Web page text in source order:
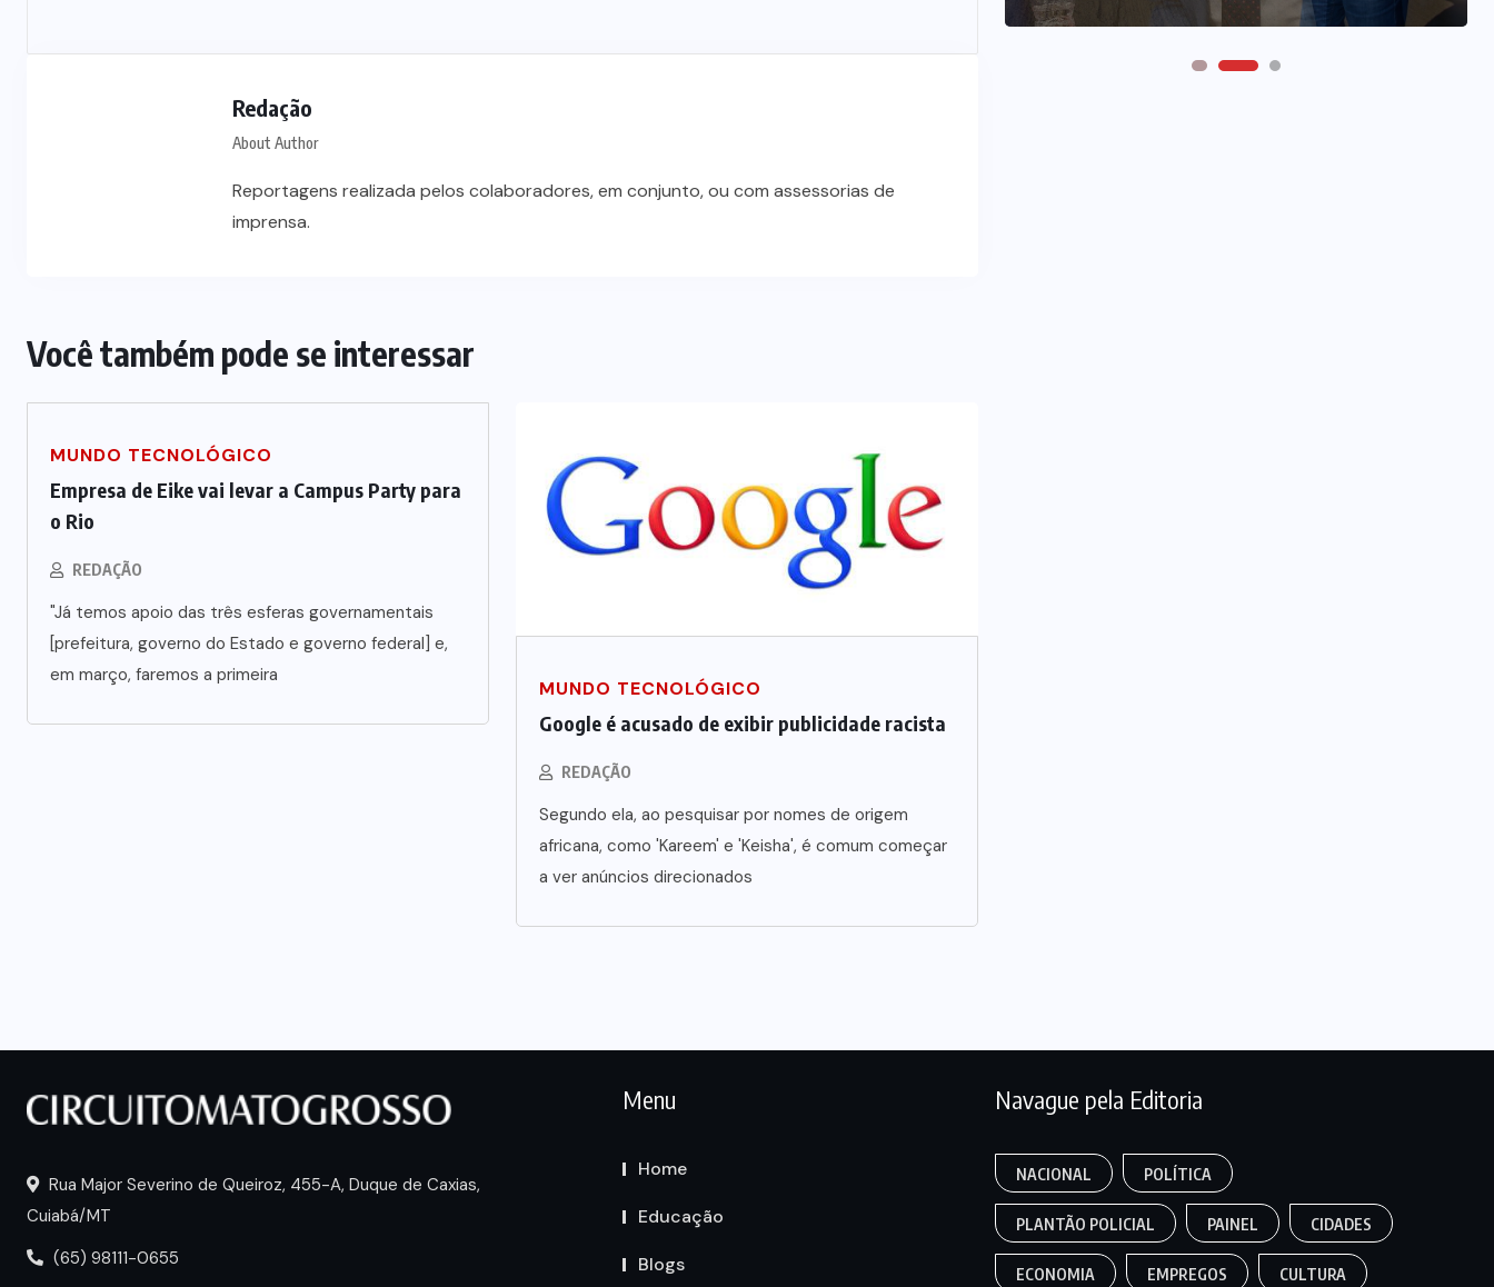
Redação
About Author
Reportagens realizada pelos colaboradores, em conjunto, ou com assessorias de
imprensa.
Você também pode se interessar
MUNDO TECNOLÓGICO
Empresa de Eike vai levar a Campus Party para
o Rio
REDAÇÃO
"Já temos apoio das três esferas governamentais
[prefeitura, governo do Estado e governo federal] e,
em março, faremos a primeira
MUNDO TECNOLÓGICO
Google é acusado de exibir publicidade racista
REDAÇÃO
Segundo ela, ao pesquisar por nomes de origem
africana, como 'Kareem' e 'Keisha', é comum começar
a ver anúncios direcionados
Rua Major Severino de Queiroz, 455-A, Duque de Caxias,
Cuiabá/MT
(65) 98111-0655
Menu
Home
Educação
Blogs
Navague pela Editoria
NACIONAL POLÍTICA
PLANTÃO POLICIAL PAINEL CIDADES
ECONOMIA EMPREGOS CULTURA